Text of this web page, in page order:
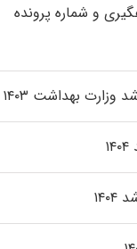
و شماره پرونده
وزارت بهداشت ۱۴۰۳